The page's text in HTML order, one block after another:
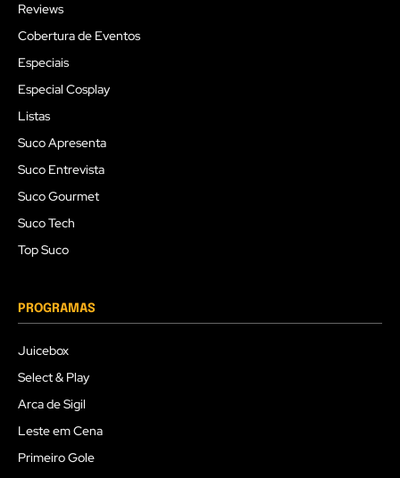
Reviews
Cobertura de Eventos
Especiais
Especial Cosplay
Listas
Suco Apresenta
Suco Entrevista
Suco Gourmet
Suco Tech
Top Suco
PROGRAMAS
Juicebox
Select & Play
Arca de Sigil
Leste em Cena
Primeiro Gole